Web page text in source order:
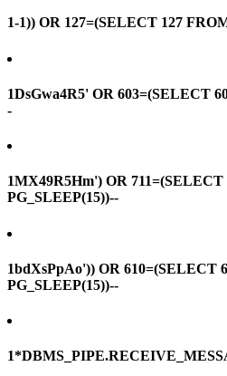
1-1)) OR 127=(SELECT 127
1DsGwa4R5' OR 603=(SELECT
-
1MX49R5Hm') OR 711=(SELECT
PG_SLEEP(15))--
1bdXsPpAo')) OR 610=(SELECT
PG_SLEEP(15))--